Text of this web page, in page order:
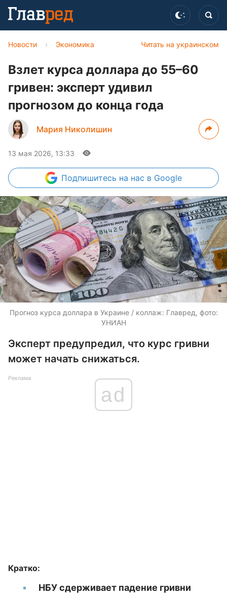
Читать на украинском
Новости › Экономика
Взлет курса доллара до 55–60
гривен: эксперт удивил
прогнозом до конца года
Мария Николишин
13 мая 2026, 13:33
Подпишитесь на нас в Google
Прогноз курса доллара в Украине / коллаж: Главред, фото:
УНИАН
Эксперт предупредил, что курс гривни
может начать снижаться.
Реклама
ad
Кратко:
НБУ сдерживает падение гривни